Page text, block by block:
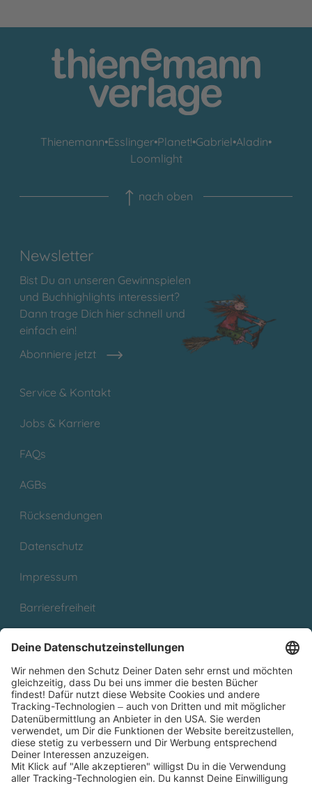
Thienemann•Esslinger•Planet!•Gabriel•Aladin•
Loomlight
nach oben
Newsletter
Bist Du an unseren Gewinnspielen
und Buchhighlights interessiert?
Dann trage Dich hier schnell und
einfach ein!
Abonniere jetzt
Service & Kontakt
Jobs & Karriere
FAQs
AGBs
Rücksendungen
Datenschutz
Impressum
Barrierefreiheit
Partnerprogramm (Affiliate)
Folge uns auf